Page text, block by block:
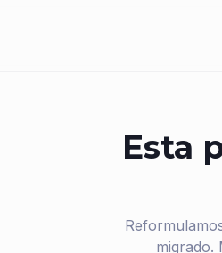
Esta
migrado.